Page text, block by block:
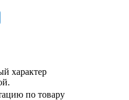
характер
по товару